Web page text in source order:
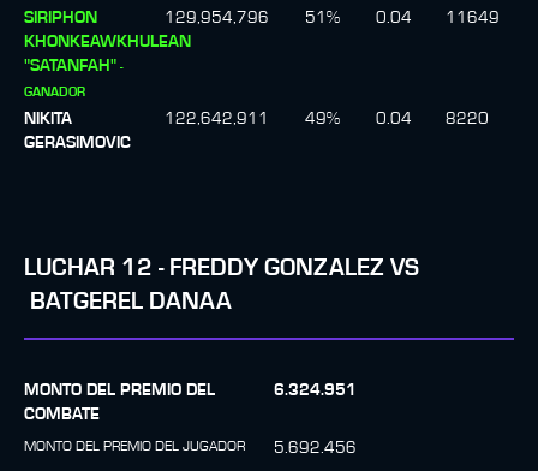
SIRIPHON
KHONKEAWKHULEAN
"SATANFAH" -
GANADOR
129,954,796 51% 0.04 11649
NIKITA
GERASIMOVIC
122,642,911 49% 0.04 8220
LUCHAR 12 - FREDDY GONZALEZ VS
BATGEREL DANAA
MONTO DEL PREMIO DEL
COMBATE
6.324.951
MONTO DEL PREMIO DEL JUGADOR 5.692.456